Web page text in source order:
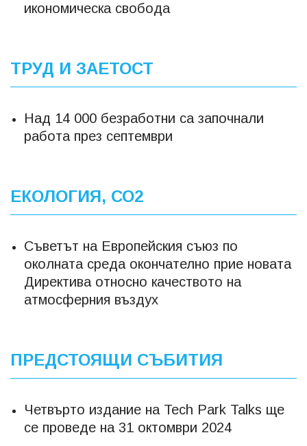
икономическа свобода
ТРУД И ЗАЕТОСТ
Над 14 000 безработни са започнали
работа през септември
ЕКОЛОГИЯ, СО2
Съветът на Европейския съюз по
околната среда окончателно прие новата
Директива относно качеството на
атмосферния въздух
ПРЕДСТОЯЩИ СЪБИТИЯ
Четвърто издание на Tech Park Talks ще
се проведе на 31 октомври 2024